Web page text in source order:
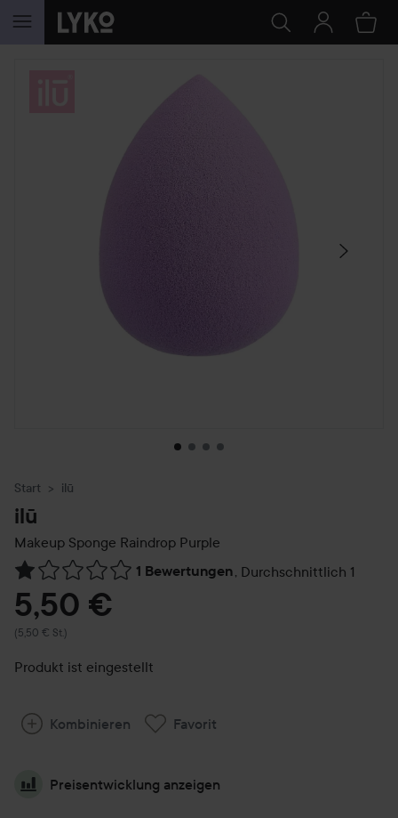
WEITER ZU INHALT
Start ilū
ilū
Makeup Sponge Raindrop Purple
1 Bewertungen, Durchschnittlich 1
Weiter zu Reviews & Kommentare
5,50 €
(5,50 € St.)
Produkt ist eingestellt
Kombinieren Favorit
Preisentwicklung anzeigen